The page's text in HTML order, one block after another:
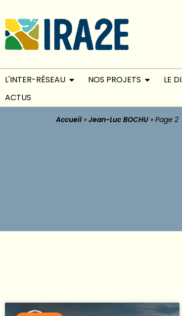
L'INTER-RÉSEAU NOS PROJETS LE
ACTUS
Accueil »Jean-Luc BOCHU »Page 2